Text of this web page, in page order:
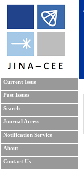
Current Issue
Past Issues
Search
Journal Access
Notification Service
About
Contact Us